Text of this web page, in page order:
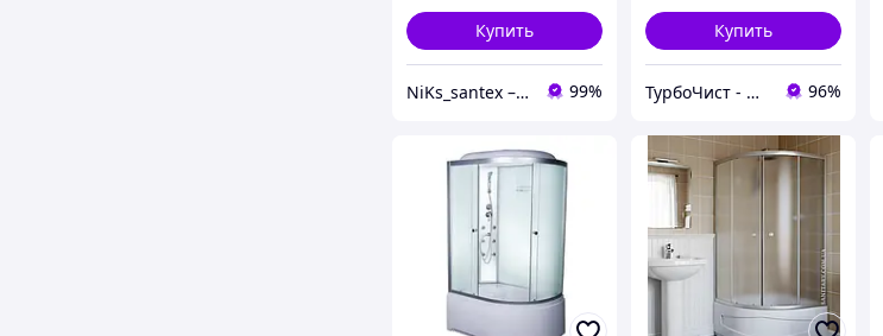
Купить
NiKs_santex – интернет-магазин сантехники 99%
Купить
ТурбоЧист - магазин сантехники 96%